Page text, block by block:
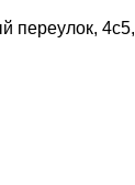
переулок, 4с5,